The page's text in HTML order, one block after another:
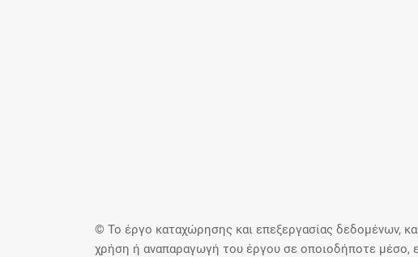
© Το έργο καταχώρησης και επεξεργασίας δεδομένων,
χρήση ή αναπαραγωγή του έργου σε οποιοδήποτε μέσο,